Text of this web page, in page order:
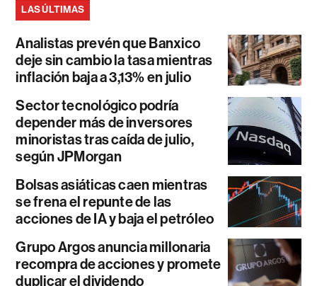
LAS ÚLTIMAS
Analistas prevén que Banxico
deje sin cambio la tasa mientras
inflación baja a 3,13% en julio
Sector tecnológico podría
depender más de inversores
minoristas tras caída de julio,
según JPMorgan
Bolsas asiáticas caen mientras
se frena el repunte de las
acciones de IA y baja el petróleo
Grupo Argos anuncia millonaria
recompra de acciones y promete
duplicar el dividendo